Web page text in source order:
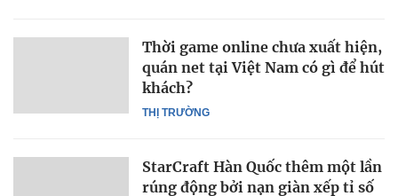
THỊ TRƯỜNG
Thời game online chưa xuất hiện,
quán net tại Việt Nam có gì để hút
khách?
StarCraft Hàn Quốc thêm một lần
rúng động bởi nạn giàn xếp tỉ số